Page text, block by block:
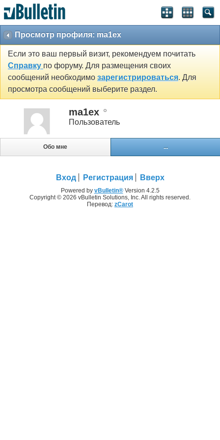
Просмотр профиля: ma1ex
Если это ваш первый визит, рекомендуем почитать
Справку по форуму. Для размещения своих
сообщений необходимо зарегистрироваться. Для
просмотра сообщений выберите раздел.
ma1ex
Пользователь
Обо мне ...
Вход Регистрация Вверх
Powered by vBulletin®Version 4.2.5
Copyright © 2026 vBulletin Solutions, Inc. All rights reserved.
Перевод: zCarot